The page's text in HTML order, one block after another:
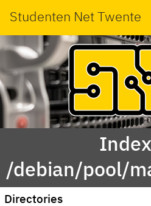
Studenten Net Twente
/debian/pool/
Directories